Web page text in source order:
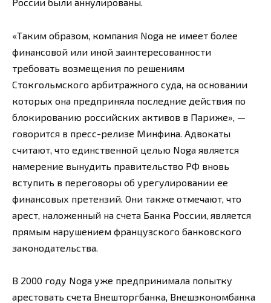
России были аннулированы.
«Таким образом, компания Noga не имеет более
финансовой или иной заинтересованности
требовать возмещения по решениям
Стокгольмского арбитражного суда, на основании
которых она предприняла последние действия по
блокированию российских активов в Париже», —
говорится в пресс-релизе Минфина. Адвокаты
считают, что единственной целью Noga является
намерение вынудить правительство РФ вновь
вступить в переговоры об урегулировании ее
финансовых претензий. Они также отмечают, что
арест, наложенный на счета Банка России, является
прямым нарушением французского банковского
законодательства.
В 2000 году Noga уже предпринимала попытку
арестовать счета Внешторгбанка, Внешэкономбанка